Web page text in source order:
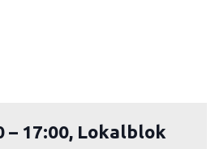
– 17:00, Lokalblok